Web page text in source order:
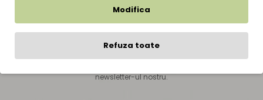
Abonare Newsletter
newsletter-ul nostru.
Modifica
Refuza toate